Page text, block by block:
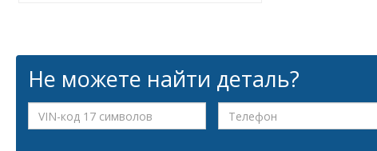
Не можете найти деталь?